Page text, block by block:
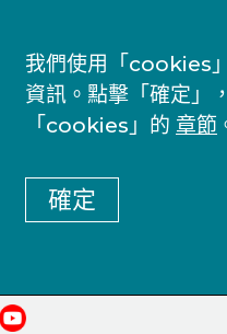
我們使用「cookies
資訊。點擊「確定」
「cookies」的 章節
確定